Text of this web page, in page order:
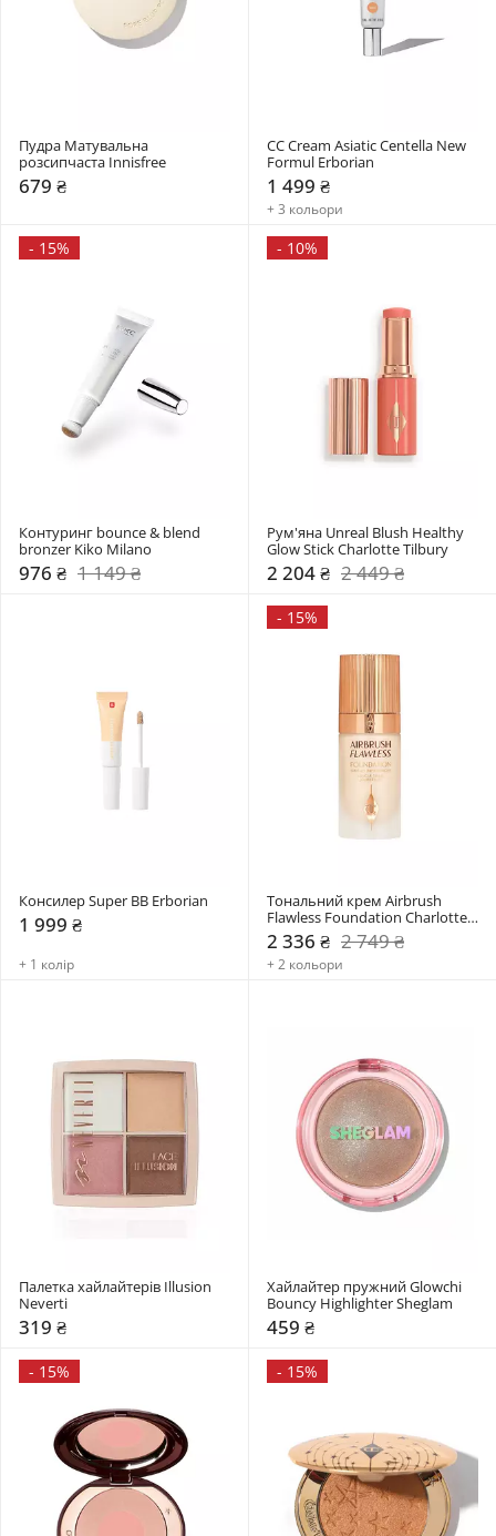
Пудра Матувальна
розсипчаста Innisfree
679 ₴
CC Cream Asiatic Centella New
Formul Erborian
1 499 ₴
+ 3 кольори
- 15%
Контуринг bounce & blend
bronzer Kiko Milano
976 ₴ 1 149 ₴
- 10%
Рум'яна Unreal Blush Healthy
Glow Stick Charlotte Tilbury
2 204 ₴ 2 449 ₴
Консилер Super BB Erborian
1 999 ₴
+ 1 колір
- 15%
Тональний крем Airbrush
Flawless Foundation Charlotte
Tilbury
2 336 ₴ 2 749 ₴
+ 2 кольори
Палетка хайлайтерів Illusion
Neverti
319 ₴
Хайлайтер пружний Glowchi
Bouncy Highlighter Sheglam
459 ₴
- 15% - 15%